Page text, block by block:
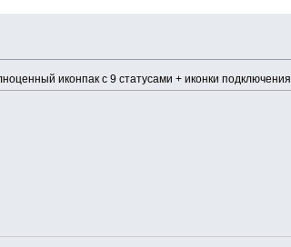
иконпак с 9 статусами + иконки подключения